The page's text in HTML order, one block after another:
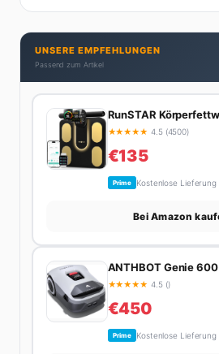
Brunch-Spot der Stadt. Ihre
auf echter Erfahrung – ihre
zweimal in Design-Blogs
UNSERE EMPFEHLUNGEN
Passend zum Artikel
RunSTAR
★★★★★ 4.5 (4500)
€135
Prime Kostenlose Lieferung
Bei Amazon
ANTHBOT Genie
★★★★★ 4.5 ()
€450
Prime Kostenlose Lieferung